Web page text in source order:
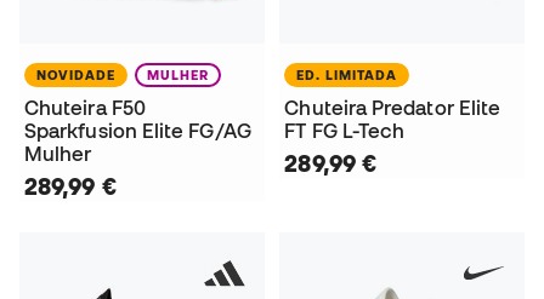
NOVIDADE MULHER
Chuteira F50
Sparkfusion Elite FG/AG
Mulher
289,99 €
ED. LIMITADA
Chuteira Predator Elite
FT FG L-Tech
289,99 €